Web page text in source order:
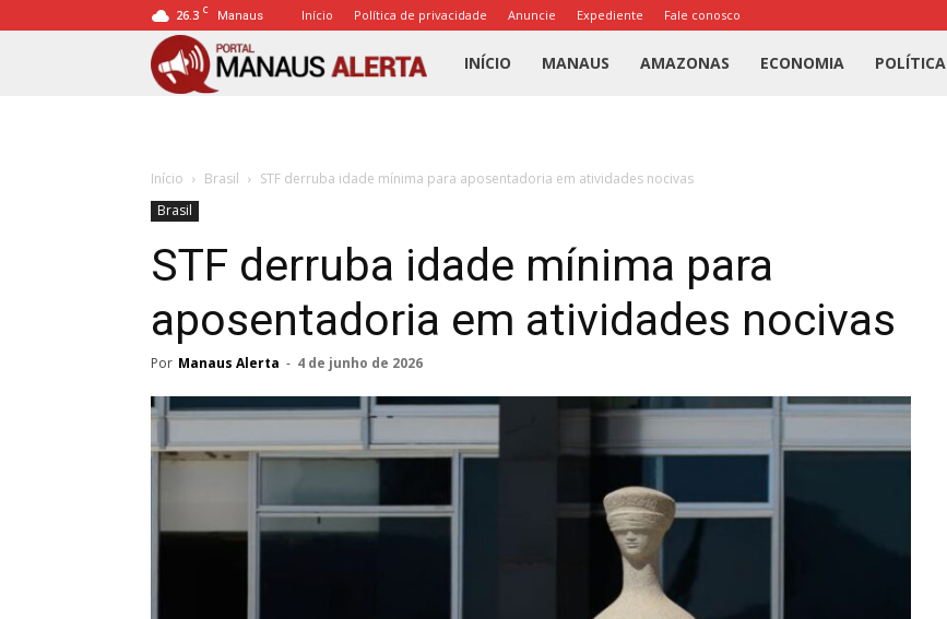
26.3 C Manaus Início Política de privacidade Anuncie Expediente Fale conosco
Portal
Alerta
INÍCIO MANAUS AMAZONAS ECONOMIA POLÍTICA
Início Brasil
STF derruba idade mínima para aposentadoria em atividades nocivas
Brasil
STF derruba idade mínima para
aposentadoria em atividades nocivas
Por Manaus Alerta - 4 de junho de 2026